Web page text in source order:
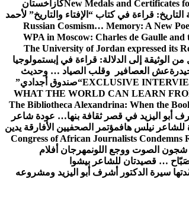
New Medals and Certificatesكازاخستان
قراءة في كتاب “الإفتاء والتاريخ” لأحمد
Russian Cosmism… Memory: A New
WPA in Moscow: Charles de Gaulle and
The University of Jordan expressed its
من الوثيقة إلى الدلالة: قراءة في إبستمولوجيا
عش العصافير وقلب الصياد … وحديث
EXCLUSIVE“صندوق أجدادي”
WHAT THE WORLD CAN LEARN
The Bibliotheca Alexandrina: When the
أبو اليزيد في قصر ثقافة بنها… عودة شاعر
للشاعر نيلس هافمؤتمر الصحفيين الأفارقة يدين
Congress of African Journalists Condemns
الصوت ووجع اللونمهرجان أفلام
… قصيدتان للشاعر بيشوا
سيرة الدكتور أشرف أبو اليزيد ومشروعه